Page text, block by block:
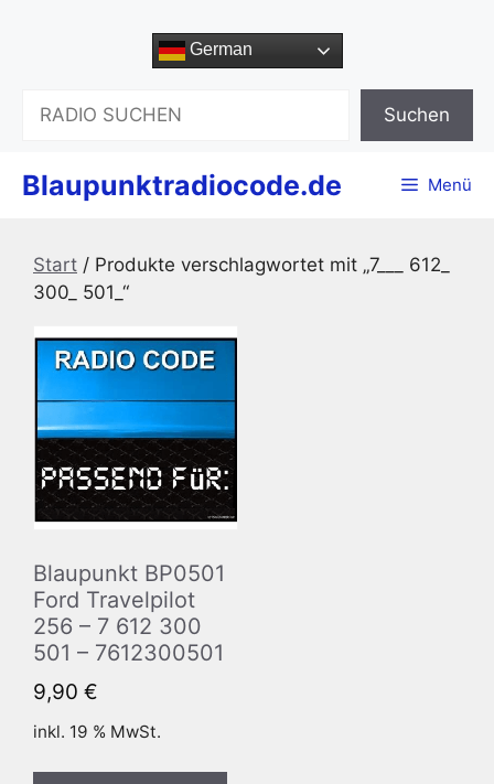
German
Suchen
Blaupunktradiocode.de Menü
Start / Produkte verschlagwortet mit „7___ 612_
300_ 501_“
Blaupunkt BP0501
Ford Travelpilot
256 – 7 612 300
501 – 7612300501
9,90 €
inkl. 19 % MwSt.